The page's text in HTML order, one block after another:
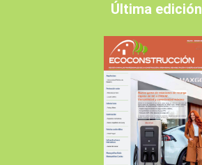
Última edición